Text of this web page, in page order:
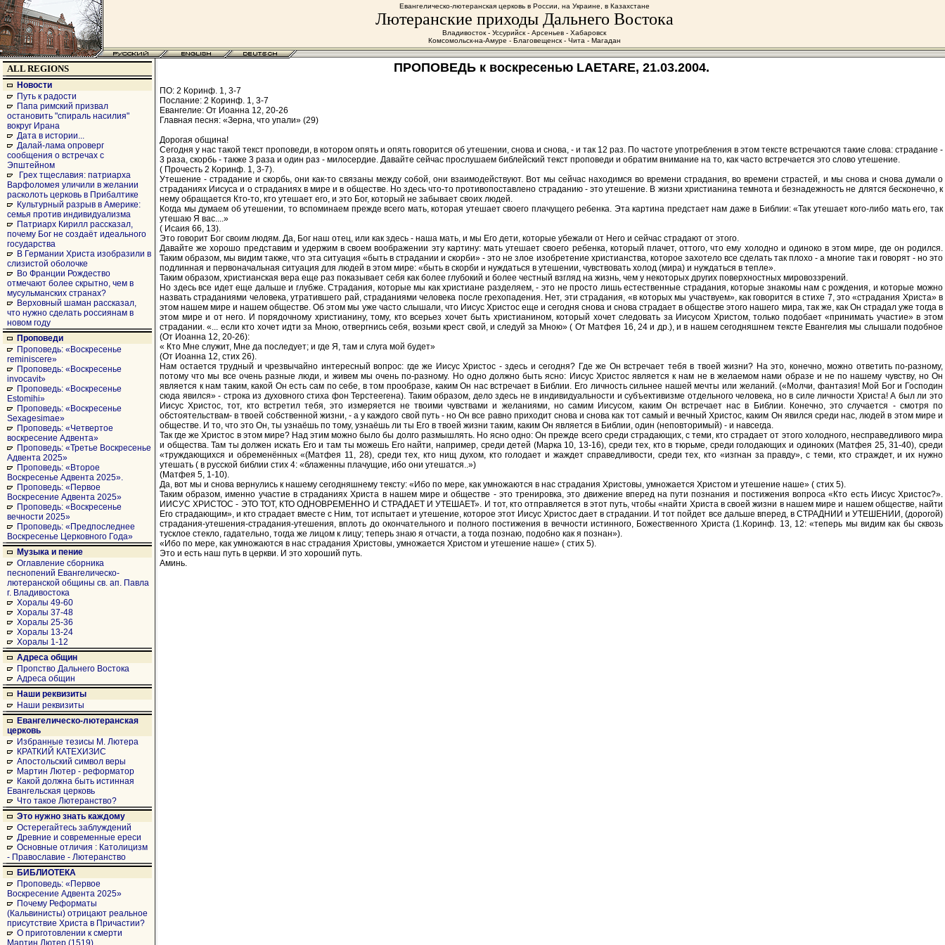
Евангелическо-лютеранская церковь в России, на Украине, в Казахстане
Лютеранские приходы Дальнего Востока
Владивосток - Уссурийск - Арсеньев - Хабаровск
Комсомольск-на-Амуре - Благовещенск - Чита - Магадан
ALL REGIONS
Новости
Путь к радости
Папа римский призвал
остановить "спираль насилия"
вокруг Ирана
Дата в истории...
Далай-лама опроверг
сообщения о встречах с
Эпштейном
Грех тщеславия: патриарха
Варфоломея уличили в желании
расколоть церковь в Прибалтике
Культурный разрыв в Америке:
семья против индивидуализма
Патриарх Кирилл рассказал,
почему Бог не создаёт идеального
государства
В Германии Христа изобразили в
слизистой оболочке
Во Франции Рождество
отмечают более скрытно, чем в
мусульманских странах?
Верховный шаман рассказал,
что нужно сделать россиянам в
новом году
Проповеди
Проповедь: «Воскресенье
reminiscere»
Проповедь: «Воскресенье
invocavit»
Проповедь: «Воскресенье
Estomihi»
Проповедь: «Воскресенье
Sexagesimae»
Проповедь: «Четвертое
воскресение Адвента»
Проповедь: «Третье Воскресенье
Адвента 2025»
Проповедь: «Второе
Воскресенье Адвента 2025».
Проповедь: «Первое
Воскресение Адвента 2025»
Проповедь: «Воскресенье
вечности 2025»
Проповедь: «Предпоследнее
Воскресенье Церковного Года»
Музыка и пение
Оглавление сборника
песнопений Евангелическо-
лютеранской общины св. ап. Павла
г. Владивостока
Хоралы 49-60
Хоралы 37-48
Хоралы 25-36
Хоралы 13-24
Хоралы 1-12
Адреса общин
Пропство Дальнего Востока
Адреса общин
Наши реквизиты
Наши реквизиты
Евангелическо-лютеранская
церковь
Избранные тезисы М. Лютера
КРАТКИЙ КАТЕХИЗИС
Апостольский символ веры
Мартин Лютер - реформатор
Какой должна быть истинная
Евангельская церковь
Что такое Лютеранство?
Это нужно знать каждому
Остерегайтесь заблуждений
Древние и современные ереси
Основные отличия : Католицизм
- Православие - Лютеранство
БИБЛИОТЕКА
Проповедь: «Первое
Воскресение Адвента 2025»
Почему Реформаты
(Кальвинисты) отрицают реальное
присутствие Христа в Причастии?
О приготовлении к смерти
Мартин Лютер (1519)
ПРОПОВЕДЬ к воскресенью LAETARE, 21.03.2004.
ПО: 2 Коринф. 1, 3-7
Послание: 2 Коринф. 1, 3-7
Евангелие: От Иоанна 12, 20-26
Главная песня: «Зерна, что упали» (29)
Дорогая община!
Сегодня у нас такой текст проповеди, в котором опять и опять говорится об утешении, снова и снова, - и так 12 раз. По частоте употребления в этом тексте встречаются такие слова: страдание -
3 раза, скорбь - также 3 раза и один раз - милосердие. Давайте сейчас прослушаем библейский текст проповеди и обратим внимание на то, как часто встречается это слово утешение.
( Прочесть 2 Коринф. 1, 3-7).
Утешение - страдание и скорбь, они как-то связаны между собой, они взаимодействуют. Вот мы сейчас находимся во времени страдания, во времени страстей, и мы снова и снова думали о
страданиях Иисуса и о страданиях в мире и в обществе. Но здесь что-то противопоставлено страданию - это утешение. В жизни христианина темнота и безнадежность не длятся бесконечно, к
нему обращается Кто-то, кто утешает его, и это Бог, который не забывает своих людей.
Когда мы думаем об утешении, то вспоминаем прежде всего мать, которая утешает своего плачущего ребенка. Эта картина предстает нам даже в Библии: «Так утешает кого-либо мать его, так
утешаю Я вас....»
( Исаия 66, 13).
Это говорит Бог своим людям. Да, Бог наш отец, или как здесь - наша мать, и мы Его дети, которые убежали от Него и сейчас страдают от этого.
Давайте же хорошо представим и удержим в своем воображении эту картину: мать утешает своего ребенка, который плачет, оттого, что ему холодно и одиноко в этом мире, где он родился.
Таким образом, мы видим также, что эта ситуация «быть в страдании и скорби» - это не злое изобретение христианства, которое захотело все сделать так плохо - а многие так и говорят - но это
подлинная и первоначальная ситуация для людей в этом мире: «быть в скорби и нуждаться в утешении, чувствовать холод (мира) и нуждаться в тепле».
Таким образом, христианская вера еще раз показывает себя как более глубокий и более честный взгляд на жизнь, чем у некоторых других поверхностных мировоззрений.
Но здесь все идет еще дальше и глубже. Страдания, которые мы как христиане разделяем, - это не просто лишь естественные страдания, которые знакомы нам с рождения, и которые можно
назвать страданиями человека, утратившего рай, страданиями человека после грехопадения. Нет, эти страдания, «в которых мы участвуем», как говорится в стихе 7, это «страдания Христа» в
этом нашем мире и нашем обществе. Об этом мы уже часто слышали, что Иисус Христос еще и сегодня снова и снова страдает в обществе этого нашего мира, так же, как Он страдал уже тогда в
этом мире и от него. И порядочному христианину, тому, кто всерьез хочет быть христианином, который хочет следовать за Иисусом Христом, только подобает «принимать участие» в этом
страдании. «... если кто хочет идти за Мною, отвергнись себя, возьми крест свой, и следуй за Мною» ( От Матфея 16, 24 и др.), и в нашем сегодняшнем тексте Евангелия мы слышали подобное
(От Иоанна 12, 20-26):
« Кто Мне служит, Мне да последует; и где Я, там и слуга мой будет»
(От Иоанна 12, стих 26).
Нам остается трудный и чрезвычайно интересный вопрос: где же Иисус Христос - здесь и сегодня? Где же Он встречает тебя в твоей жизни? На это, конечно, можно ответить по-разному,
потому что мы все очень разные люди, и живем мы очень по-разному. Но одно должно быть ясно: Иисус Христос является к нам не в желаемом нами образе и не по нашему чувству, но Он
является к нам таким, какой Он есть сам по себе, в том прообразе, каким Он нас встречает в Библии. Его личность сильнее нашей мечты или желаний. («Молчи, фантазия! Мой Бог и Господин
сюда явился» - строка из духовного стиха фон Терстеегена). Таким образом, дело здесь не в индивидуальности и субъективизме отдельного человека, но в силе личности Христа! А был ли это
Иисус Христос, тот, кто встретил тебя, это измеряется не твоими чувствами и желаниями, но самим Иисусом, каким Он встречает нас в Библии. Конечно, это случается - смотря по
обстоятельствам- в твоей собственной жизни, - а у каждого свой путь - но Он все равно приходит снова и снова как тот самый и вечный Христос, каким Он явился среди нас, людей в этом мире и
обществе. И то, что это Он, ты узнаёшь по тому, узнаёшь ли ты Его в твоей жизни таким, каким Он является в Библии, один (неповторимый) - и навсегда.
Так где же Христос в этом мире? Над этим можно было бы долго размышлять. Но ясно одно: Он прежде всего среди страдающих, с теми, кто страдает от этого холодного, несправедливого мира
и общества. Там ты должен искать Его и там ты можешь Его найти, например, среди детей (Марка 10, 13-16), среди тех, кто в тюрьме, среди голодающих и одиноких (Матфея 25, 31-40), среди
«труждающихся и обременённых «(Матфея 11, 28), среди тех, кто нищ духом, кто голодает и жаждет справедливости, среди тех, кто «изгнан за правду», с теми, кто страждет, и их нужно
утешать ( в русской библии стих 4: «блаженны плачущие, ибо они утешатся..»)
(Матфея 5, 1-10).
Да, вот мы и снова вернулись к нашему сегодняшнему тексту: «Ибо по мере, как умножаются в нас страдания Христовы, умножается Христом и утешение наше» ( стих 5).
Таким образом, именно участие в страданиях Христа в нашем мире и обществе - это тренировка, это движение вперед на пути познания и постижения вопроса «Кто есть Иисус Христос?».
ИИСУС ХРИСТОС - ЭТО ТОТ, КТО ОДНОВРЕМЕННО И СТРАДАЕТ И УТЕШАЕТ». И тот, кто отправляется в этот путь, чтобы «найти Христа в своей жизни в нашем мире и нашем обществе, найти
Его страдающим», и кто страдает вместе с Ним, тот испытает и утешение, которое этот Иисус Христос дает в страдании. И тот пойдет все дальше вперед, в СТРАДНИИ и УТЕШЕНИИ, (дорогой)
страдания-утешения-страдания-утешения, вплоть до окончательного и полного постижения в вечности истинного, Божественного Христа (1.Коринф. 13, 12: «теперь мы видим как бы сквозь
тусклое стекло, гадательно, тогда же лицом к лицу; теперь знаю я отчасти, а тогда познаю, подобно как я познан»).
«Ибо по мере, как умножаются в нас страдания Христовы, умножается Христом и утешение наше» ( стих 5).
Это и есть наш путь в церкви. И это хороший путь.
Аминь.